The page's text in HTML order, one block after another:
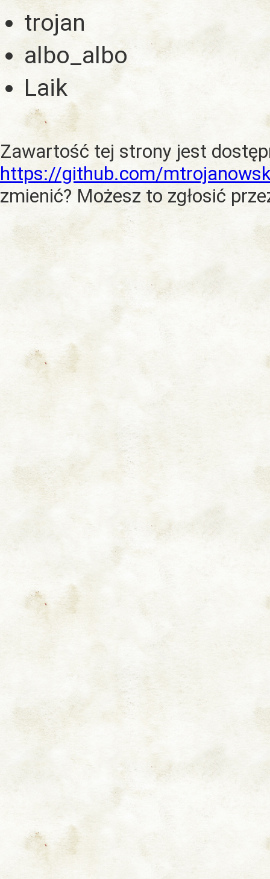
trojan
albo_albo
Laik
Zawartość tej strony jest
https://github.com/
zmienić? Możesz to zgłosić